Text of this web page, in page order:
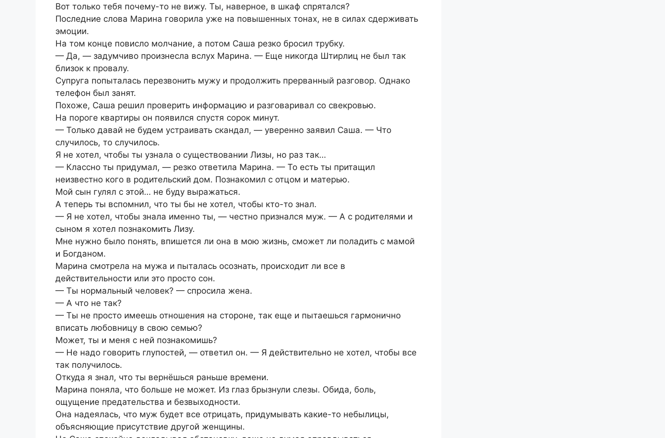
Вот только тебя почему-то не вижу. Ты, наверное, в шкаф спрятался?
Последние слова Марина говорила уже на повышенных тонах, не в силах сдерживать
эмоции.
На том конце повисло молчание, а потом Саша резко бросил трубку.
— Да, — задумчиво произнесла вслух Марина. — Еще никогда Штирлиц не был так
близок к провалу.
Супруга попыталась перезвонить мужу и продолжить прерванный разговор. Однако
телефон был занят.
Похоже, Саша решил проверить информацию и разговаривал со свекровью.
На пороге квартиры он появился спустя сорок минут.
— Только давай не будем устраивать скандал, — уверенно заявил Саша. — Что
случилось, то случилось.
Я не хотел, чтобы ты узнала о существовании Лизы, но раз так…
— Классно ты придумал, — резко ответила Марина. — То есть ты притащил
неизвестно кого в родительский дом. Познакомил с отцом и матерью.
Мой сын гулял с этой… не буду выражаться.
А теперь ты вспомнил, что ты бы не хотел, чтобы кто-то знал.
— Я не хотел, чтобы знала именно ты, — честно признался муж. — А с родителями и
сыном я хотел познакомить Лизу.
Мне нужно было понять, впишется ли она в мою жизнь, сможет ли поладить с мамой
и Богданом.
Марина смотрела на мужа и пыталась осознать, происходит ли все в
действительности или это просто сон.
— Ты нормальный человек? — спросила жена.
— А что не так?
— Ты не просто имеешь отношения на стороне, так еще и пытаешься гармонично
вписать любовницу в свою семью?
Может, ты и меня с ней познакомишь?
— Не надо говорить глупостей, — ответил он. — Я действительно не хотел, чтобы все
так получилось.
Откуда я знал, что ты вернёшься раньше времени.
Марина поняла, что больше не может. Из глаз брызнули слезы. Обида, боль,
ощущение предательства и безвыходности.
Она надеялась, что муж будет все отрицать, придумывать какие-то небылицы,
объясняющие присутствие другой женщины.